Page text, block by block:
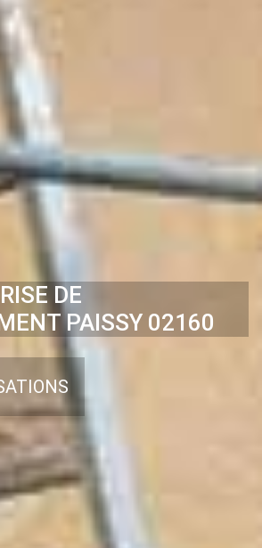
DE
PAISSY 02160